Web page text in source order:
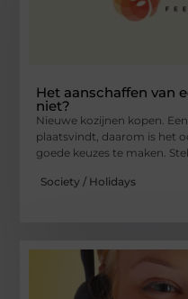
Het aanschaffen van
niet?
Nieuwe kozijnen kopen.
plaatsvindt, daarom is het
goede keuzes te maken.
Society / Holidays